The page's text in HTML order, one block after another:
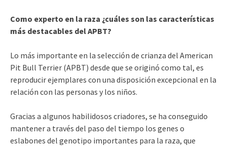
Como experto en la raza ¿cuáles son las características
más destacables del APBT?
Lo más importante en la selección de crianza del American
Pit Bull Terrier (APBT) desde que se originó como tal, es
reproducir ejemplares con una disposición excepcional en la
relación con las personas y los niños.
Gracias a algunos habilidosos criadores, se ha conseguido
mantener a través del paso del tiempo los genes o
eslabones del genotipo importantes para la raza, que